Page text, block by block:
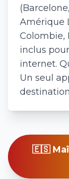
Amérique
Colombie,
inclus
internet.
Un seul
🇪🇸